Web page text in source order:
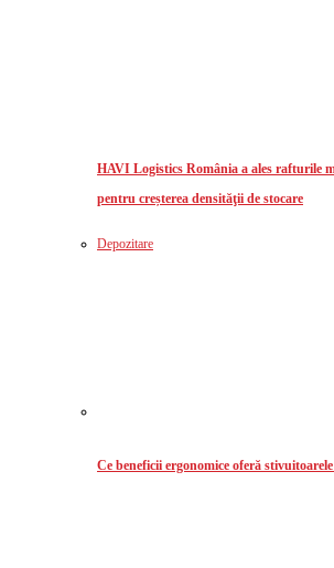
HAVI Logistics România a ales rafturile
pentru creșterea densităţii de stocare
Depozitare
Ce beneficii ergonomice oferă